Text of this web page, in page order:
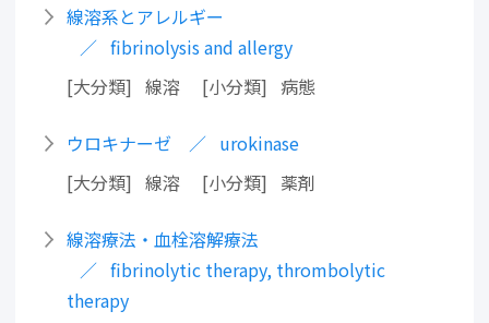
線溶系とアレルギー
fibrinolysis and allergy
大分類
線溶 小分類 病態
ウロキナーゼ
urokinase
大分類
線溶 小分類 薬剤
線溶療法・血栓溶解療法
fibrinolytic therapy, thrombolytic
therapy